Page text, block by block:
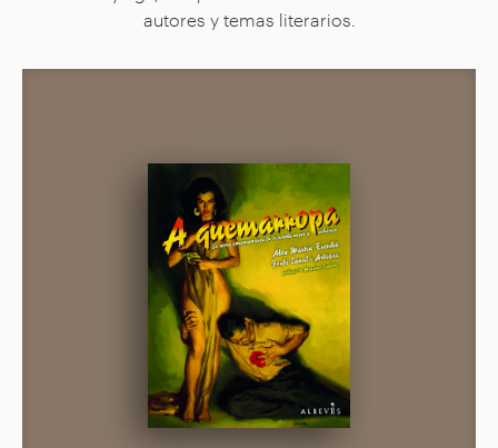
autores y temas literarios.